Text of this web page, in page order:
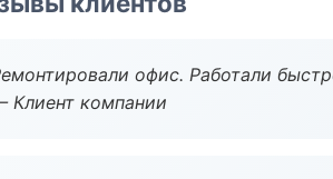
офис. Работали
Клиент компании